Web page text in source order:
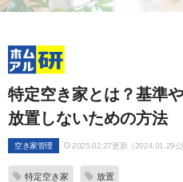
特定空き家とは？基準
放置しないための方法
空き家管理 2025.02.27更新（2024.01.29公
特定空き家 放置